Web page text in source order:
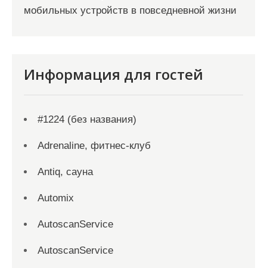
мобильных устройств в повседневной жизни
Информация для гостей
#1224 (без названия)
Adrenaline, фитнес-клуб
Antiq, сауна
Automix
AutoscanService
AutoscanService